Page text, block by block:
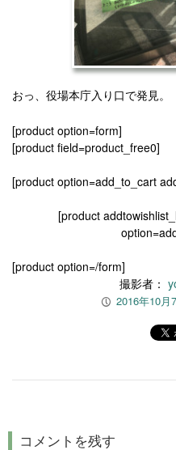
おっ、役場本庁入り口で発見。
[product option=form]
[product field=product_free0]
[product option=add_to_cart
[product
[product option=/form]
撮影者：
P 2016年10月
コメントを残す